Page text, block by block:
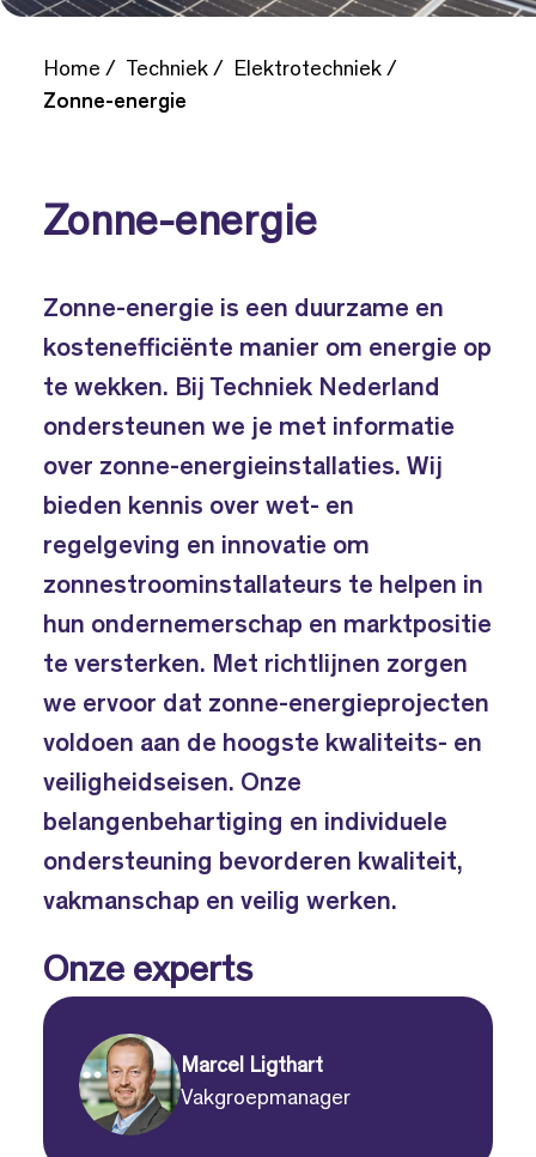
Home Techniek
Elektrotechniek
Zonne-energie
Zonne-energie
Zonne-energie is een duurzame en
kostenefficiënte manier om energie op
te wekken. Bij Techniek Nederland
ondersteunen we je met informatie
over zonne-energieinstallaties. Wij
bieden kennis over wet- en
regelgeving en innovatie om
zonnestroominstallateurs te helpen in
hun ondernemerschap en marktpositie
te versterken. Met richtlijnen zorgen
we ervoor dat zonne-energieprojecten
voldoen aan de hoogste kwaliteits- en
veiligheidseisen. Onze
belangenbehartiging en individuele
ondersteuning bevorderen kwaliteit,
vakmanschap en veilig werken.
Onze experts
Marcel Ligthart
Vakgroepmanager